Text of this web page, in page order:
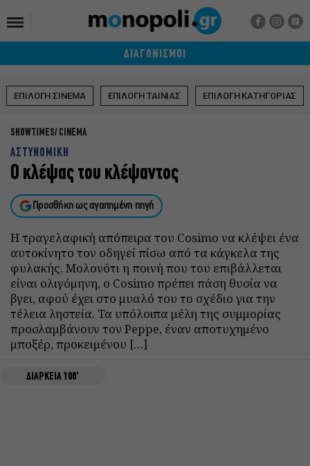
ΔΙΑΓΩΝΙΣΜΟΙ
ΕΠΙΛΟΓΗ ΣΙΝΕΜΑ ΕΠΙΛΟΓΗ ΤΑΙΝΙΑΣ ΕΠΙΛΟΓΗ ΚΑΤΗΓΟΡΙΑΣ
SHOWTIMES CINEMA
ΑΣΤΥΝΟΜΙΚΗ
Ο κλέψας του κλέψαντος
Προσθήκη ως αγαπημένη πηγή
Η τραγελαφική απόπειρα του Cosimo να κλέψει ένα
αυτοκίνητο τον οδηγεί πίσω από τα κάγκελα της
φυλακής. Μολονότι η ποινή που του επιβάλλεται
είναι ολιγόμηνη, ο Cosimo πρέπει πάση θυσία να
βγει, αφού έχει στο μυαλό του το σχέδιο για την
τέλεια ληστεία. Τα υπόλοιπα μέλη της συμμορίας
προσλαμβάνουν τον Peppe, έναν αποτυχημένο
μποξέρ, προκειμένου […]
ΔΙΑΡΚΕΙΑ 106'